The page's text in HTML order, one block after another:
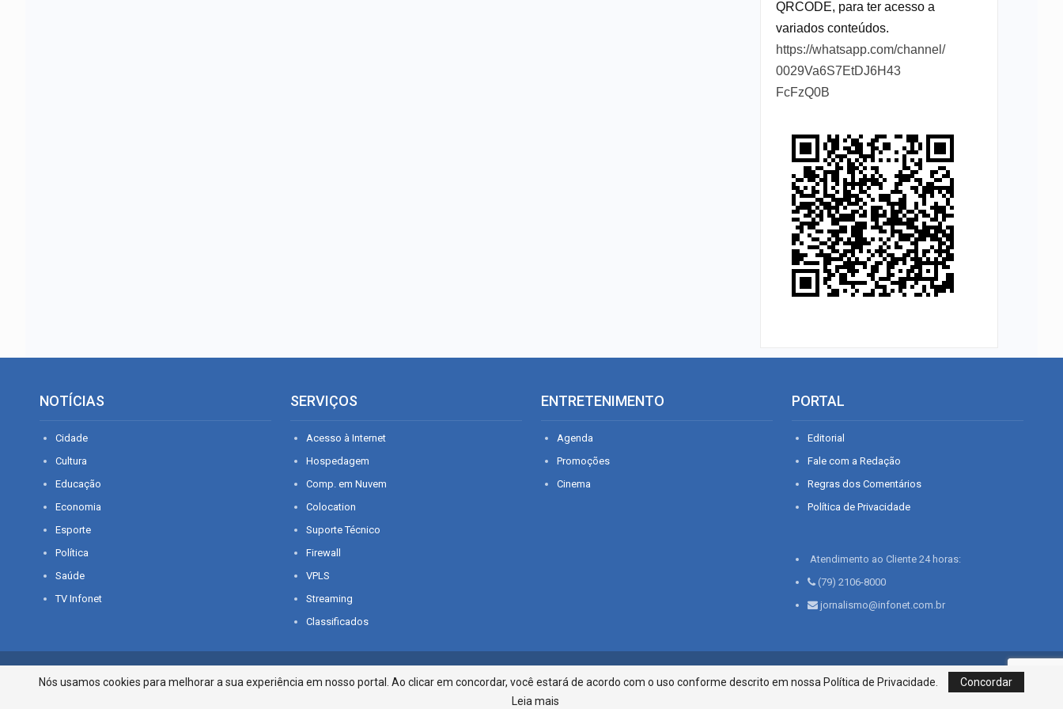
QRCODE, para ter acesso a
variados conteúdos.
https://whatsapp.com/channel/
0029Va6S7EtDJ6H43
FcFzQ0B
NOTÍCIAS
Cidade
Cultura
Educação
Economia
Esporte
Política
Saúde
TV Infonet
SERVIÇOS
Acesso à Internet
Hospedagem
Comp. em Nuvem
Colocation
Suporte Técnico
Firewall
VPLS
Streaming
Classificados
ENTRETENIMENTO
Agenda
Promoções
Cinema
PORTAL
Editorial
Fale com a Redação
Regras dos Comentários
Política de Privacidade
Atendimento ao Cliente 24 horas:
(79) 2106-8000
jornalismo@infonet.com.br
© 2026 - O que é notícia em Sergipe. Todos os direitos reservados.
Infonet - Rua Monsenhor Silveira 276, Bairro São José | Aracaju-SE, CEP 49015-030, Fone: 79.2106.8000 - CI
Centro de Informações LTDA
Nós usamos cookies para melhorar a sua experiência em nosso portal. Ao clicar em concordar, você estará de acordo com o uso conforme descrito em nossa Política de Privacidade.
Concordar
Leia mais